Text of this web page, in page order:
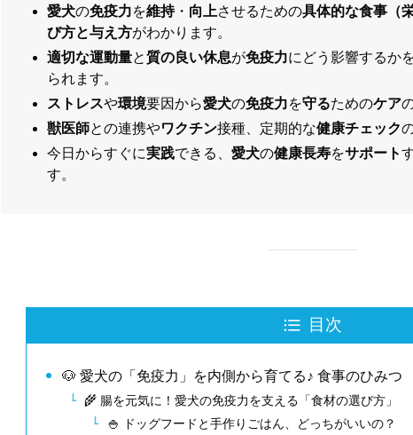
愛犬の免疫力を維持・ 向上させるための具体的な食事（
び方と与え方がわかります。
適切な運動量と質の良い休息が免疫力にどう影響するか
られます。
ストレスや環境要因から愛犬の免疫力を守るためのケア
獣医師との連携やワクチン接種、定期的な健康チェック
今日からすぐに実践できる、 愛犬の健康長寿をサポート
す。
目次
🐶 愛犬の「免疫力」を内側から育てる♪ 食事のひみつ
🌾 腸を元気に！愛犬の免疫力を支える「食材の選び方」
🍚 ドッグフードと手作りごはん、どっちがいいの？